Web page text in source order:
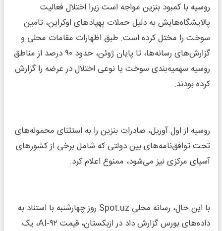
روسیه با کمبود بنزین مواجه است زیرا اختلال فعالیت
پالایشگاه‌هایش به دلیل حملات پهپادهای اوکراین، تامین
سوخت را مختل کرده است. طبق اظهارات مقامات محلی و
گزارش‌های رسانه‌ها، تا پایان ژوئن، حدود ۹۰ درصد از مناطق
روسیه سهمیه‌بندی سوخت یا نوعی اختلال در عرضه را گزارش
کرده بودند.
روسیه از اول آوریل، صادرات بنزین را به استثنای محموله‌های
تحت توافق‌نامه‌های بین دولتی که شامل برخی از کشورهای
آسیای مرکزی نیز می‌شود، ممنوع اعلام کرد.
با این حال، رسانه محلی Spot.uz روز چهارشنبه با استناد به
داده‌های بورس گزارش داد در ازبکستان، قیمت AI-۹۲، یک